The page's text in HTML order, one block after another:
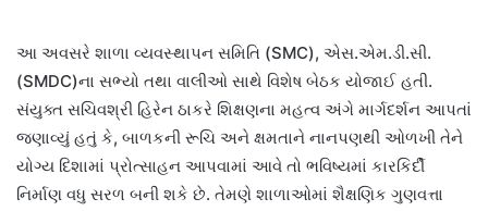
આ અવસરે શાળા વ્યવસ્થાપન સમિતિ (SMC), એસ.એમ.ડી.સી.
(SMDC)ના સભ્યો તથા વાલીઓ સાથે વિશેષ બેઠક યોજાઈ હતી.
સંયુક્ત સચિવશ્રી હિરેન ઠાકરે શિક્ષણના મહત્વ અંગે માર્ગદર્શન આપતાં
જણાવ્યું હતું કે, બાળકની રૂચિ અને ક્ષમતાને નાનપણથી ઓળખી તેને
યોગ્ય દિશામાં પ્રોત્સાહન આપવામાં આવે તો ભવિષ્યમાં કારકિર્દી
નિર્માણ વધુ સરળ બની શકે છે. તેમણે શાળાઓમાં શૈક્ષણિક ગુણવત્તા